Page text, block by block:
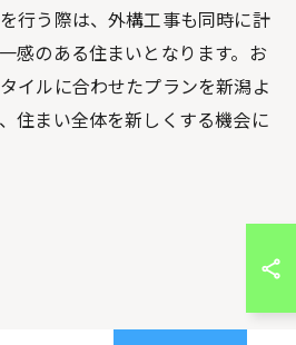
行う際は、外構工事も同時に計
感のある住まいとなります。お
イルに合わせたプランを新潟よ
住まい全体を新しくする機会に